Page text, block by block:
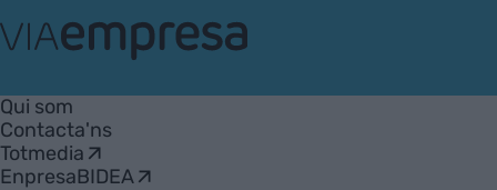
Empresa
Qui som
Contacta'ns
Totmedia
EnpresaBIDEA